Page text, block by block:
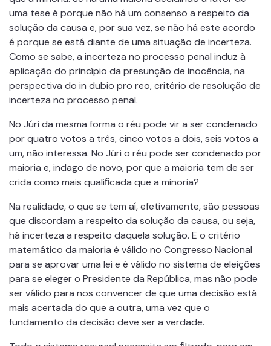
uma tese é porque não há um consenso a respeito da
solução da causa e, por sua vez, se não há este acordo
é porque se está diante de uma situação de incerteza.
Como se sabe, a incerteza no processo penal induz à
aplicação do princípio da presunção de inocência, na
perspectiva do in dubio pro reo, critério de resolução de
incerteza no processo penal.
No Júri da mesma forma o réu pode vir a ser condenado
por quatro votos a três, cinco votos a dois, seis votos a
um, não interessa. No Júri o réu pode ser condenado por
maioria e, indago de novo, por que a maioria tem de ser
crida como mais qualiﬁcada que a minoria?
Na realidade, o que se tem aí, efetivamente, são pessoas
que discordam a respeito da solução da causa, ou seja,
há incerteza a respeito daquela solução. E o critério
matemático da maioria é válido no Congresso Nacional
para se aprovar uma lei e é válido no sistema de eleições
para se eleger o Presidente da República, mas não pode
ser válido para nos convencer de que uma decisão está
mais acertada do que a outra, uma vez que o
fundamento da decisão deve ser a verdade.